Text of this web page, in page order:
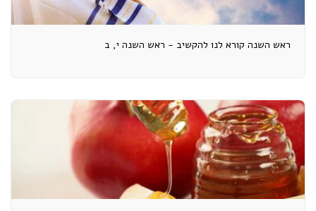
ראש השנה קורא לנו להקשיב - ראש השנה י, ב